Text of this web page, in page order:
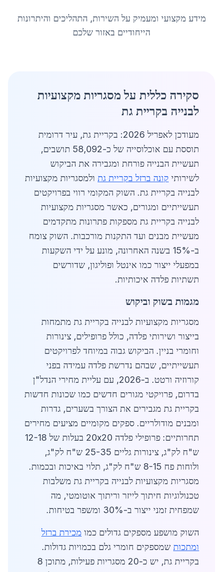
מידע מקצועי ומעמיק על השירות, התהליכים והיתרונות
הייחודיים באזור שלכם
סקירה כללית על מסגריות מקצועיות
לבנייה בקריית גת
מעודכן לאפריל 2026: בקריית גת, עיר דרומית
תוססת עם אוכלוסייה של כ-58,092 תושבים,
תעשיית הבנייה פורחת ומגבירה את הביקוש
לשירותי קונה ברזל בקריית גת ולמסגריות מקצועיות
לבנייה בקריית גת. השוק המקומי רווי בפרויקטים
תעשייתיים ומגורים, כאשר מסגריות מקצועיות
לבנייה בקריית גת מספקות פתרונות מתקדמים
מעשיית מבנים ועד התקנות מורכבות. השוק צומח
ב-15% בשנה האחרונה, מונע על ידי השקעות
במפעלי ייצור כמו אינטל ופוליגון, שדורשים
תשתיות פלדה איכותיות.
מגמות בשוק וביקוש
מסגריות מקצועיות לבנייה בקריית גת מתמחות
בייצור ושירותי פלדה, כולל פרופילים, צינורות
וחומרי בניין. הביקוש גבוה במיוחד לפרויקטים
תעשייתיים, שבהם נדרשת פלדה עמידה בפני
קורוזיה ורטט. ב-2026, עם עליית מחירי הנדל"ן
בדרום, פרויקטי מגורים חדשים כמו שכונות חדשות
בקריית גת מגבירים את הצורך בשערים, גדרות
ומבנים מודולריים. ספקים מקומיים מציעים מחירים
תחרותיים: פרופילי פלדה 20x20 בעלות של 12-18
ש"ח לק"ג, צינורות גליים 25-35 ש"ח לק"ג,
ולוחות פח 8-15 ש"ח לק"ג, תלוי באיכות ובכמות.
מסגריות מקצועיות לבנייה בקריית גת משלבות
טכנולוגיות חיתוך לייזר וריתוך אוטומטי, מה
שמפחית זמני ייצור ב-30% ומשפר בטיחות.
השוק מושפע מספקים גדולים כמו מכירת ברזל
ומתכות שמספקים חומרי גלם בכמויות גדולות.
בקריית גת, יש כ-20 מסגריות פעילות, מתוכן 8